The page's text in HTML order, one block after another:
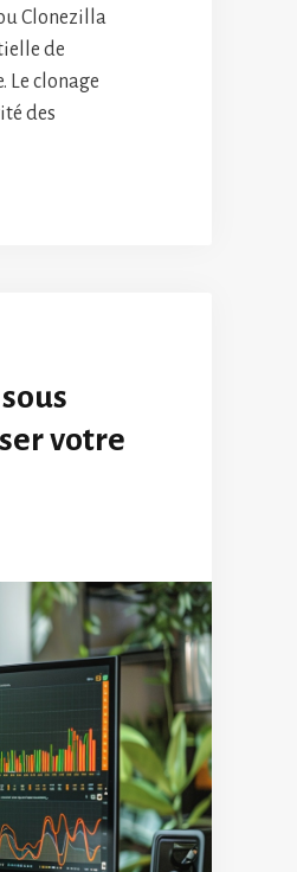
Clonezilla
de
Le clonage
des
votre